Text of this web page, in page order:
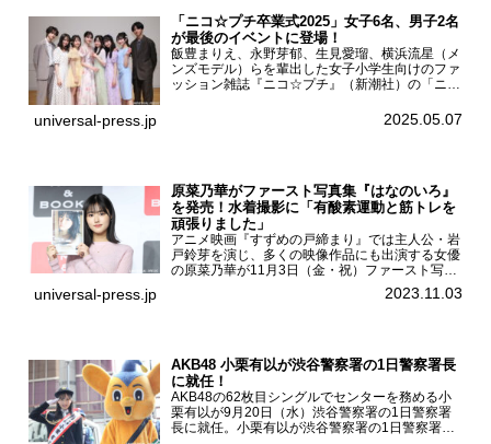
「ニコ☆プチ卒業式2025」女子6名、男子2名
が最後のイベントに登場！
飯豊まりえ、永野芽郁、生見愛瑠、横浜流星（メ
ンズモデル）らを輩出した女子小学生向けのファ
ッション雑誌『ニコ☆プチ』（新潮社）の「ニコ
モード学園コクーンタワーで開催され、卒業モデ
universal-press.jp 2025.05.07
原菜乃華がファースト写真集『はなのいろ』
を発売！水着撮影に「有酸素運動と筋トレを
頑張りました」
アニメ映画『すずめの戸締まり』では主人公・岩
戸鈴芽を演じ、多くの映像作品にも出演する女優
の原菜乃華が11月3日（金・祝）ファースト写真
集『はなのいろ』発売記念イベントを
HMV&BOOKS SHIBUYAで開催した。原菜乃華フ
universal-press.jp 2023.11.03
AKB48 小栗有以が渋谷警察署の1日警察署長
に就任！
AKB48の62枚目シングルでセンターを務める小
栗有以が9月20日（水）渋谷警察署の1日警察署
長に就任。小栗有以が渋谷警察署の1日警察署長